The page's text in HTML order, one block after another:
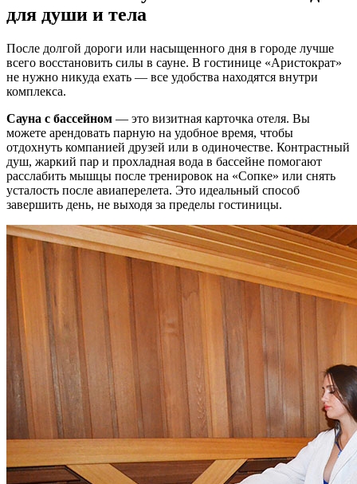
для души и тела
После долгой дороги или насыщенного дня в городе лучше
всего восстановить силы в сауне. В гостинице «Аристократ»
не нужно никуда ехать — все удобства находятся внутри
комплекса.
Сауна с бассейном — это визитная карточка отеля. Вы
можете арендовать парную на удобное время, чтобы
отдохнуть компанией друзей или в одиночестве. Контрастный
душ, жаркий пар и прохладная вода в бассейне помогают
расслабить мышцы после тренировок на «Сопке» или снять
усталость после авиаперелета. Это идеальный способ
завершить день, не выходя за пределы гостиницы.